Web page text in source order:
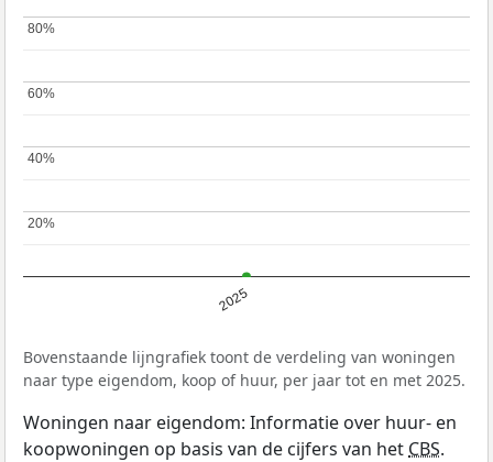
2025
20%
20%
40%
40%
60%
60%
80%
80%
Bovenstaande lijngrafiek toont de verdeling van woningen
naar type eigendom, koop of huur, per jaar tot en met 2025.
Woningen naar eigendom: Informatie over huur- en
koopwoningen op basis van de cijfers van het CBS.